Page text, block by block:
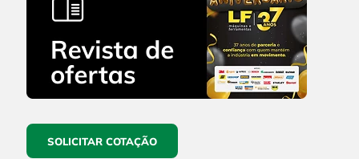
SOLICITAR COTAÇÃO